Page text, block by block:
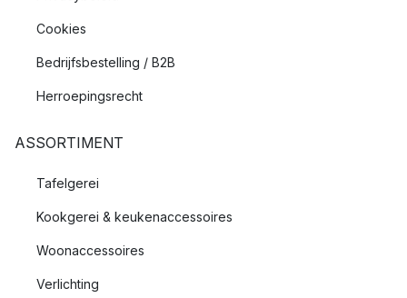
Cookies
Bedrijfsbestelling / B2B
Herroepingsrecht
ASSORTIMENT
Tafelgerei
Kookgerei & keukenaccessoires
Woonaccessoires
Verlichting